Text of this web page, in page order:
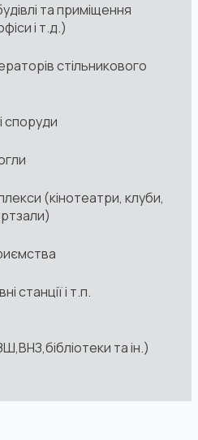
та приміщення
і т.д.)
стільникового
споруди
(кінотеатри, клуби,
станції і т.п.
та ін.)